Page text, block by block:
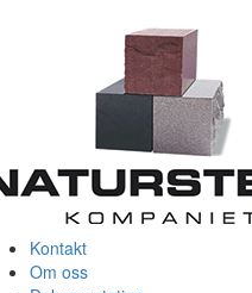
Kontakt
Om oss